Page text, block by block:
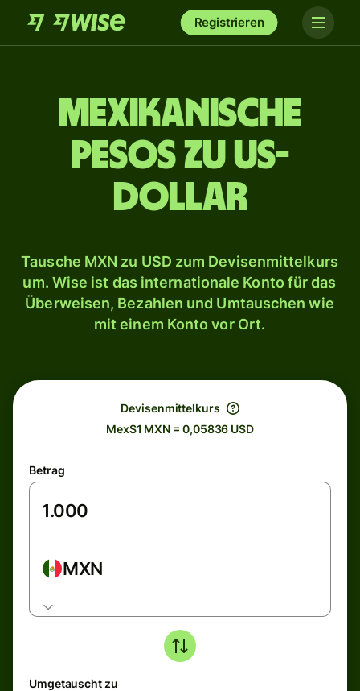
Registrieren
Mexikanische
Pesos zu US-
Dollar
Tausche MXN zu USD zum Devisenmittelkurs
um. Wise ist das internationale Konto für das
Überweisen, Bezahlen und Umtauschen wie
mit einem Konto vor Ort.
Devisenmittelkurs
Mex$1 MXN = 0,05836 USD
Betrag
MXN
Umgetauscht zu